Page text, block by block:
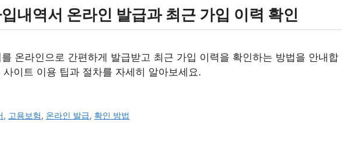
내역서 온라인 발급과 최근 가입 이력 확인
온라인으로 간편하게 발급받고 최근 가입 이력을 확인하는 방법을 안내합
이트 이용 팁과 절차를 자세히 알아보세요.
, 고용보험, 온라인 발급, 확인 방법